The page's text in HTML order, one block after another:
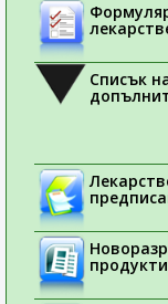
Списък
продукти